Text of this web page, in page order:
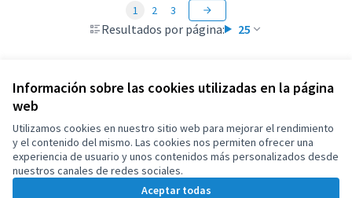
Información sobre las cookies utilizadas en la página
web
Utilizamos cookies en nuestro sitio web para mejorar el rendimiento
y el contenido del mismo. Las cookies nos permiten ofrecer una
experiencia de usuario y unos contenidos más personalizados desde
nuestros canales de redes sociales.
Aceptar todas
Resultados por página: 25
1 2 3
Términos y condiciones de uso
Configuración de cookies
OIDP en X
(Enlace externo)
OIDP en Facebook
(Enlace externo)
OIDP en YouTube
(Enlace externo)
Castellano
Choose languageChoisir la langueElegir el idioma